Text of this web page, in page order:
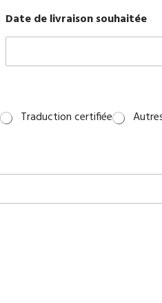
Date de livraison souhaitée
Traduction certifiée